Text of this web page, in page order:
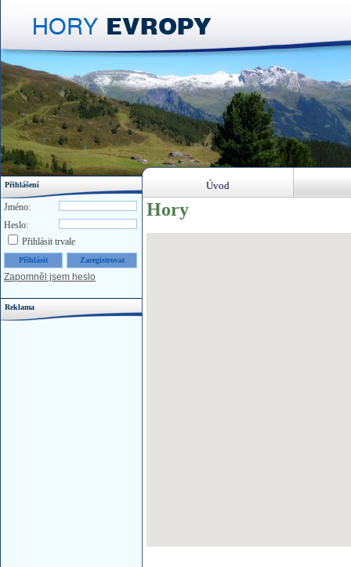
Hory
Přihlášení
Jméno:
Heslo:
Přihlásit trvale
Zapomněl jsem heslo
Reklama
Úvod